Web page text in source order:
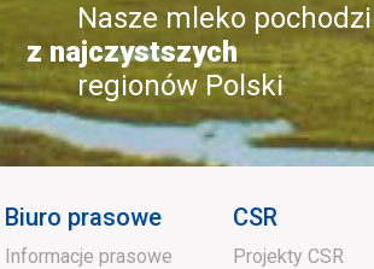
Nasze mleko pochodzi
z najczystszych
regionów Polski
Biuro prasowe
Informacje prasowe
CSR
Projekty CSR